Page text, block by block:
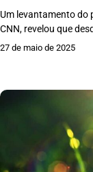
Um levantamento do
CNN, revelou que
27 de maio de 2025